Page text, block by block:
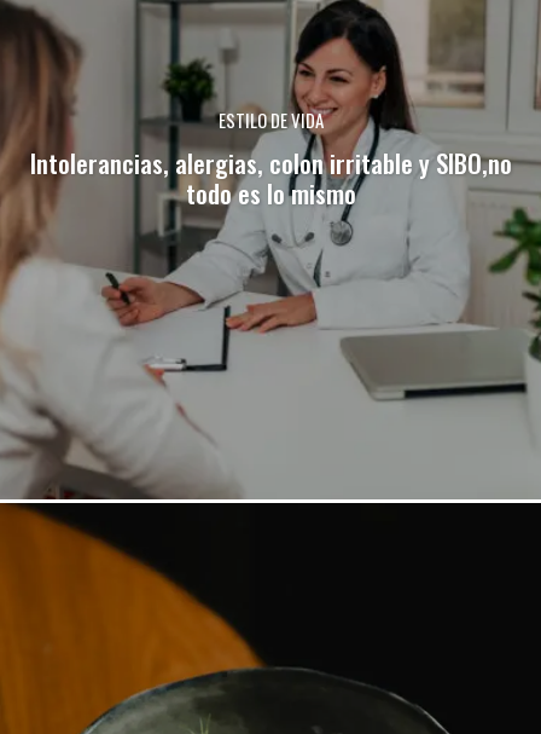
ESTILO DE VIDA
Intolerancias, alergias, colon irritable y SIBO,no
todo es lo mismo